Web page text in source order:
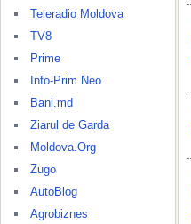
Teleradio Moldova
TV8
Prime
Info-Prim Neo
Bani.md
Ziarul de Garda
Moldova.Org
Zugo
AutoBlog
Agrobiznes